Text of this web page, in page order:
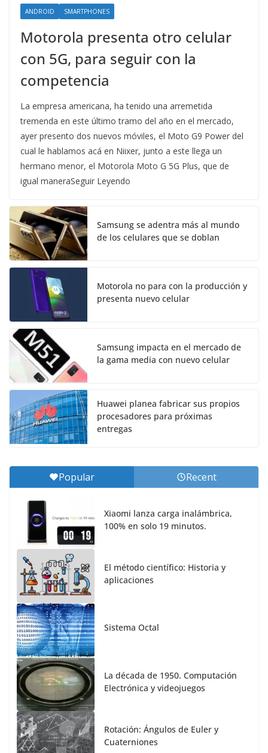
ANDROID SMARTPHONES
Motorola presenta otro celular
con 5G, para seguir con la
competencia
La empresa americana, ha tenido una arremetida
tremenda en este último tramo del año en el mercado,
ayer presento dos nuevos móviles, el Moto G9 Power del
cual le hablamos acá en Niixer, junto a este llega un
hermano menor, el Motorola Moto G 5G Plus, que de
igual maneraSeguir Leyendo
Samsung se adentra más al mundo
de los celulares que se doblan
Motorola no para con la producción y
presenta nuevo celular
Samsung impacta en el mercado de
la gama media con nuevo celular
Huawei planea fabricar sus propios
procesadores para próximas
entregas
Popular Recent
Xiaomi lanza carga inalámbrica,
100% en solo 19 minutos.
El método científico: Historia y
aplicaciones
Sistema Octal
La década de 1950. Computación
Electrónica y videojuegos
Rotación: Ángulos de Euler y
Cuaterniones